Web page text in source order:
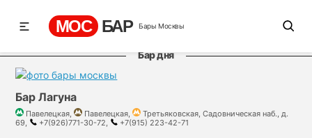
МОС БАР Бары Москвы
Бар дня
Бар Лагуна
Павелецкая, Павелецкая,
Третьяковская, Садовническая наб., д.
69,
+7(926)771-30-72, +7(915) 223-42-71